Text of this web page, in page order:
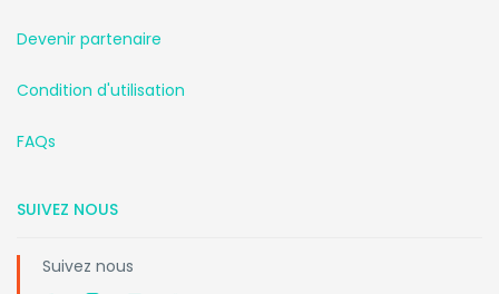
Devenir partenaire
Condition d'utilisation
FAQs
SUIVEZ NOUS
Suivez nous